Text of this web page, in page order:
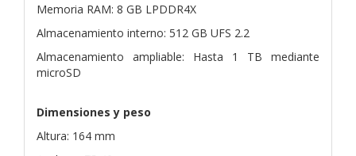
Memoria RAM: 8 GB LPDDR4X
Almacenamiento interno: 512 GB UFS 2.2
Almacenamiento ampliable: Hasta 1 TB mediante
microSD
Dimensiones y peso
Altura: 164 mm